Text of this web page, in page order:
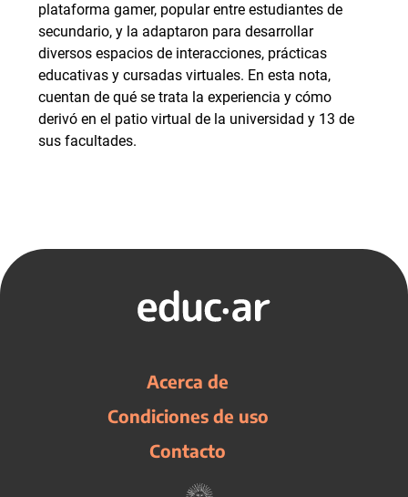
plataforma gamer, popular entre estudiantes de
secundario, y la adaptaron para desarrollar
diversos espacios de interacciones, prácticas
educativas y cursadas virtuales. En esta nota,
cuentan de qué se trata la experiencia y cómo
derivó en el patio virtual de la universidad y 13 de
sus facultades.
Acerca de
Condiciones de uso
Contacto